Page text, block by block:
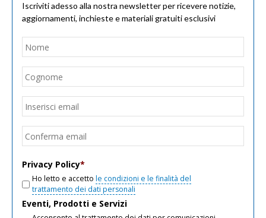
Iscriviti adesso alla nostra newsletter per ricevere notizie,
aggiornamenti, inchieste e materiali gratuiti esclusivi
Nome
Email
Privacy Policy*
Ho letto e accetto le condizioni e le finalità del
trattamento dei dati personali
Eventi, Prodotti e Servizi